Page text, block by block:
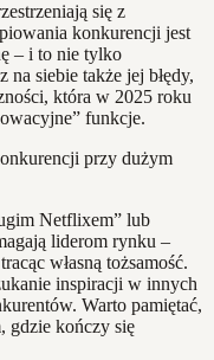
się z
konkurencji jest
– i to nie tylko
siebie także jej błędy,
która w 2025 roku
funkcje.
Netflixem” lub
liderom rynku –
własną tożsamość.
inspiracji w innych
Warto pamiętać,
gdzie kończy się